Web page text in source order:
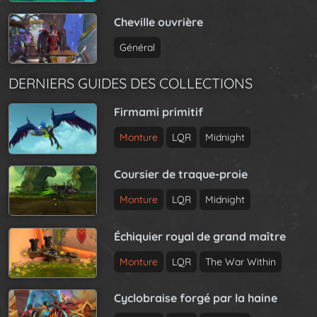
Cheville ouvrière
Général
DERNIERS GUIDES DES COLLECTIONS
Firmami primitif
Monture LQR Midnight
Coursier de traque-proie
Monture LQR Midnight
Échiquier royal de grand maître
Monture LQR The War Within
Cyclobraise forgé par la haine